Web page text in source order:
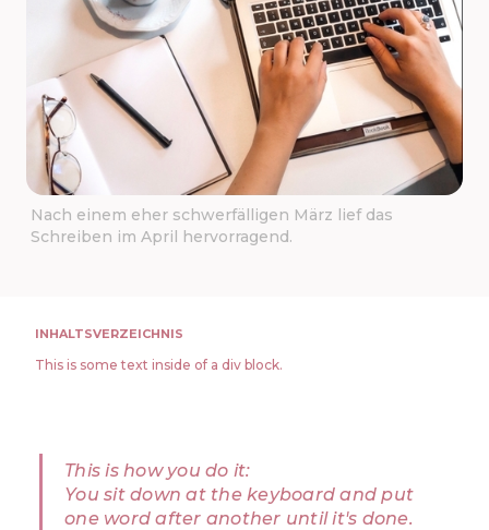
Nach einem eher schwerfälligen März lief das
Schreiben im April hervorragend.
INHALTSVERZEICHNIS
This is some text inside of a div block.
This is how you do it:
You sit down at the keyboard and put
one word after another until it's done.